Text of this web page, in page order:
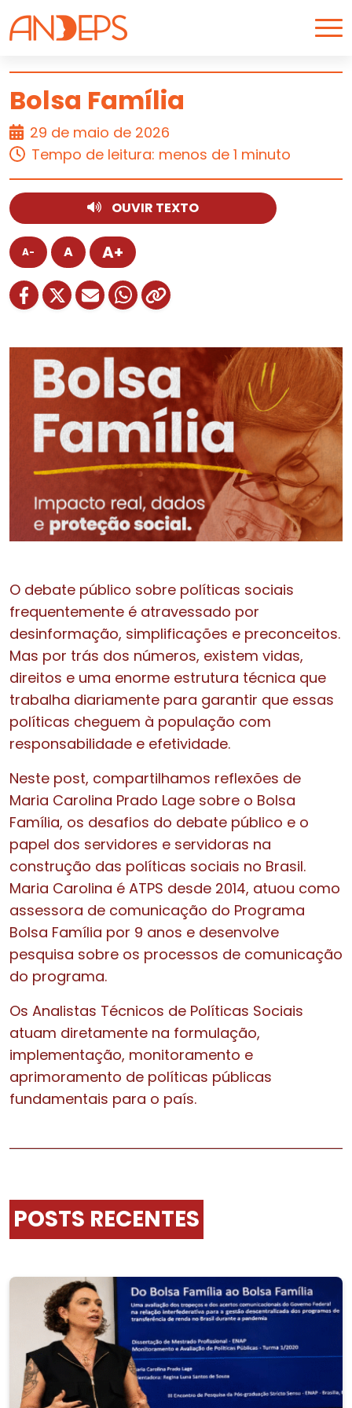
Skip to content
ARTIGO
Bolsa Família
29 de maio de 2026
Tempo de leitura: menos de 1 minuto
OUVIR TEXTO
A- A A+
O debate público sobre políticas sociais
frequentemente é atravessado por
desinformação, simplificações e preconceitos.
Mas por trás dos números, existem vidas,
direitos e uma enorme estrutura técnica que
trabalha diariamente para garantir que essas
políticas cheguem à população com
responsabilidade e efetividade.
Neste post, compartilhamos reflexões de
Maria Carolina Prado Lage sobre o Bolsa
Família, os desafios do debate público e o
papel dos servidores e servidoras na
construção das políticas sociais no Brasil.
Maria Carolina é ATPS desde 2014, atuou como
assessora de comunicação do Programa
Bolsa Família por 9 anos e desenvolve
pesquisa sobre os processos de comunicação
do programa.
Os Analistas Técnicos de Políticas Sociais
atuam diretamente na formulação,
implementação, monitoramento e
aprimoramento de políticas públicas
fundamentais para o país.
POSTS RECENTES